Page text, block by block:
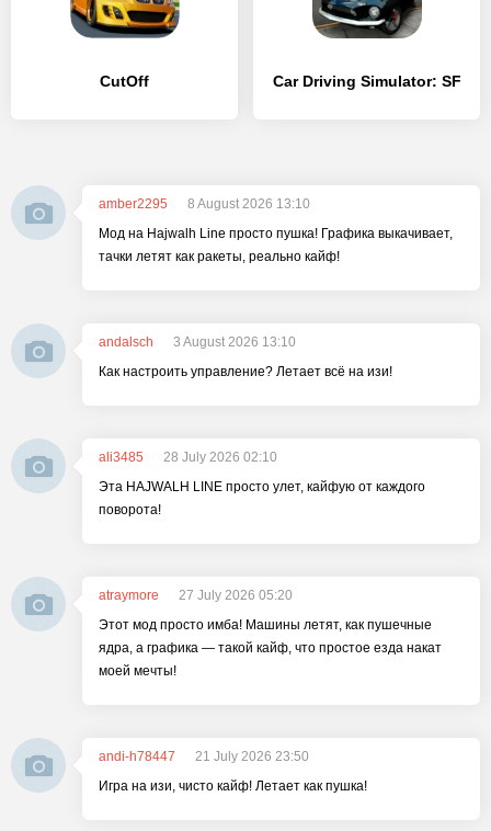
CutOff Car Driving Simulator: SF
amber2295
8 August 2026 13:10
Мод на Hajwalh Line просто пушка! Графика выкачивает,
тачки летят как ракеты, реально кайф!
andalsch
3 August 2026 13:10
Как настроить управление? Летает всё на изи!
ali3485
28 July 2026 02:10
Эта HAJWALH LINE просто улет, кайфую от каждого
поворота!
atraymore
27 July 2026 05:20
Этот мод просто имба! Машины летят, как пушечные
ядра, а графика — такой кайф, что простое езда накат
моей мечты!
andi-h78447
21 July 2026 23:50
Игра на изи, чисто кайф! Летает как пушка!